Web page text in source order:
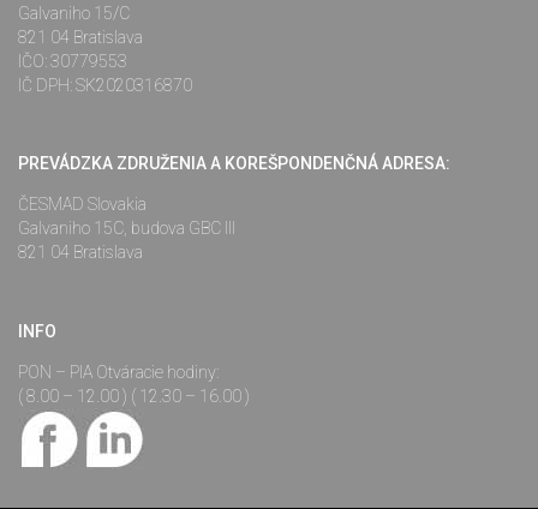
Galvaniho 15/C
821 04 Bratislava
IČO: 30779553
IČ DPH: SK2020316870
PREVÁDZKA ZDRUŽENIA A KOREŠPONDENČNÁ ADRESA:
ČESMAD Slovakia
Galvaniho 15C, budova GBC III
821 04 Bratislava
INFO
PON – PIA Otváracie hodiny:
( 8.00 – 12.00 ) ( 12.30 – 16.00 )